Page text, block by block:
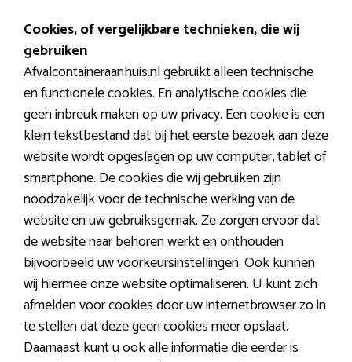
Cookies, of vergelijkbare technieken, die wij
gebruiken
Afvalcontaineraanhuis.nl gebruikt alleen technische
en functionele cookies. En analytische cookies die
geen inbreuk maken op uw privacy. Een cookie is een
klein tekstbestand dat bij het eerste bezoek aan deze
website wordt opgeslagen op uw computer, tablet of
smartphone. De cookies die wij gebruiken zijn
noodzakelijk voor de technische werking van de
website en uw gebruiksgemak. Ze zorgen ervoor dat
de website naar behoren werkt en onthouden
bijvoorbeeld uw voorkeursinstellingen. Ook kunnen
wij hiermee onze website optimaliseren. U kunt zich
afmelden voor cookies door uw internetbrowser zo in
te stellen dat deze geen cookies meer opslaat.
Daarnaast kunt u ook alle informatie die eerder is